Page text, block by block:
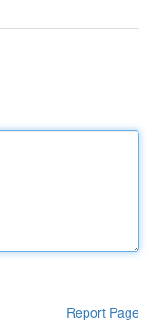
Report Page